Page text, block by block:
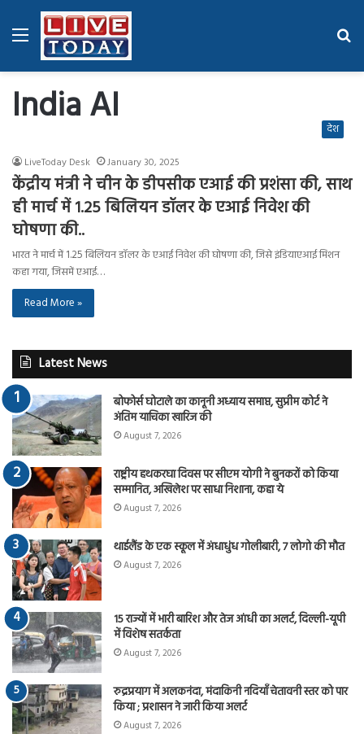
Menu
India AI देश
LiveToday Desk January 30, 2025
केंद्रीय मंत्री ने चीन के डीपसीक एआई की प्रशंसा की, साथ
ही मार्च में 1.25 बिलियन डॉलर के एआई निवेश की
घोषणा की..
भारत ने मार्च में 1.25 बिलियन डॉलर के एआई निवेश की घोषणा की, जिसे इंडियाएआई मिशन
कहा गया, जिसमें एआई…
Read More »
Latest News
बोफोर्स घोटाले का कानूनी अध्याय समाप्त, सुप्रीम कोर्ट ने
अंतिम याचिका खारिज की
August 7, 2026
राष्ट्रीय हथकरघा दिवस पर सीएम योगी ने बुनकरों को किया
सम्मानित, अखिलेश पर साधा निशाना, कहा ये
August 7, 2026
थाईलैंड के एक स्कूल में अंधाधुंध गोलीबारी, 7 लोगो की मौत
August 7, 2026
15 राज्यों में भारी बारिश और तेज आंधी का अलर्ट, दिल्ली-यूपी
में विशेष सतर्कता
August 7, 2026
रुद्रप्रयाग में अलकनंदा, मंदाकिनी नदियाँ चेतावनी स्तर को पार
किया ; प्रशासन ने जारी किया अलर्ट
August 7, 2026